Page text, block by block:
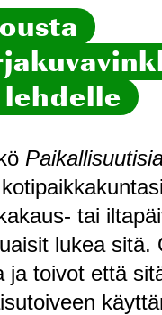
tai
lukea
ja toivot että